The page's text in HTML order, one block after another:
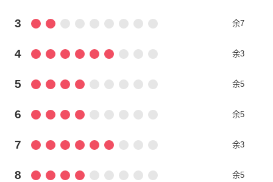
3 余7
4 余3
5 余5
6 余5
7 余3
8 余5